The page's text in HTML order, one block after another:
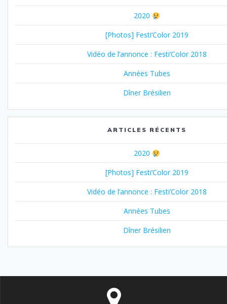
2020
[Photos] Festi’Color 2019
Vidéo de l’annonce : Festi’Color 2018
Années Tubes
Dîner Brésilien
ARTICLES RÉCENTS
2020
[Photos] Festi’Color 2019
Vidéo de l’annonce : Festi’Color 2018
Années Tubes
Dîner Brésilien